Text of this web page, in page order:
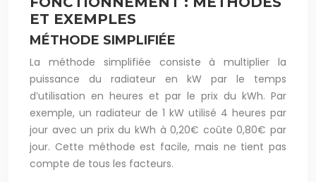
ET EXEMPLES
MÉTHODE SIMPLIFIÉE
La méthode simplifiée consiste à multiplier la
puissance du radiateur en kW par le temps
d’utilisation en heures et par le prix du kWh. Par
exemple, un radiateur de 1 kW utilisé 4 heures par
jour avec un prix du kWh à 0,20€ coûte 0,80€ par
jour. Cette méthode est facile, mais ne tient pas
compte de tous les facteurs.